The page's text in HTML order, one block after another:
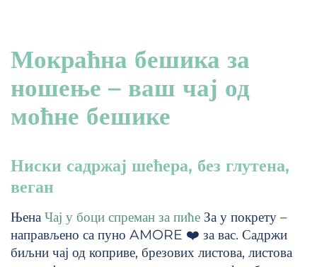
Мокраћна бешика за
ношење – ваш чај од
моћне бешике
Ниски садржај шећера, без глутена,
веган
Њена Чај у боци спреман за пиће За у покрету –
направљено са пуно AMORE ❤️ за вас. Садржи
биљни чај од коприве, брезових листова, листова